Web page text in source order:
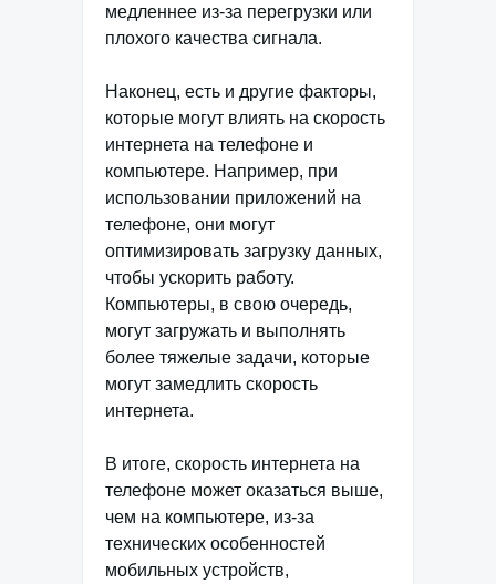
медленнее из-за перегрузки или
плохого качества сигнала.
Наконец, есть и другие факторы,
которые могут влиять на скорость
интернета на телефоне и
компьютере. Например, при
использовании приложений на
телефоне, они могут
оптимизировать загрузку данных,
чтобы ускорить работу.
Компьютеры, в свою очередь,
могут загружать и выполнять
более тяжелые задачи, которые
могут замедлить скорость
интернета.
В итоге, скорость интернета на
телефоне может оказаться выше,
чем на компьютере, из-за
технических особенностей
мобильных устройств,